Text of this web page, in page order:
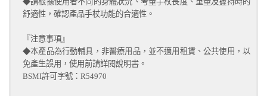
舒適性，確認產品手杖功能的合適性。
『注意事項』
◆本產品為行動輔具，非醫療用品，並不適用租賃、公共使用，以
免產生誤用，使用前請詳閱說明書。
BSMI許可字號：R54970